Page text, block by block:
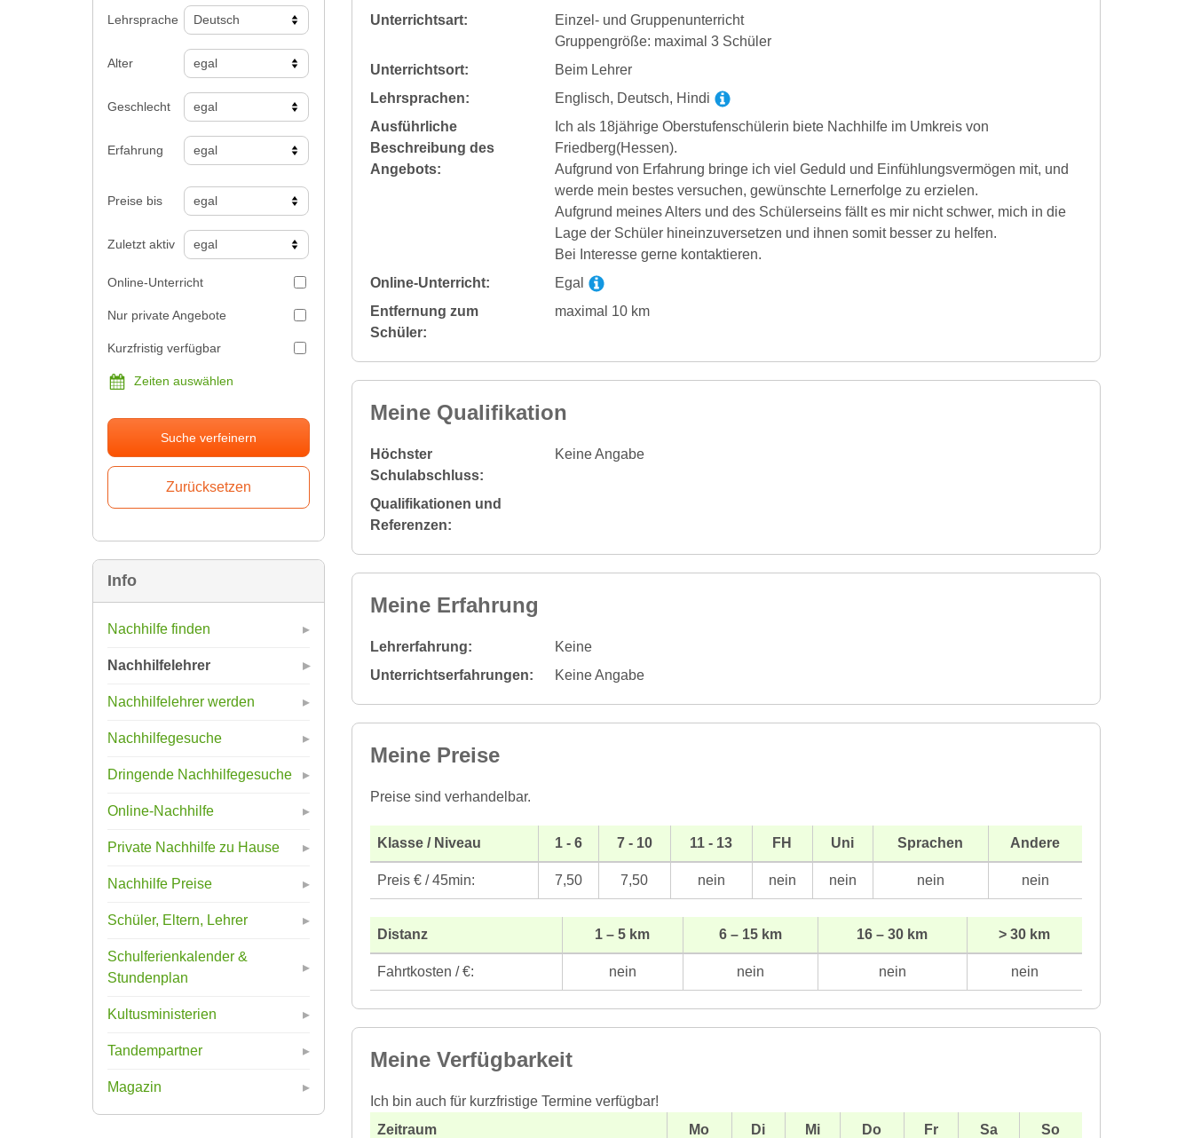
Lehrsprache
Alter
Geschlecht
Erfahrung
Preise bis
Zuletzt aktiv
Online-Unterricht
Nur private Angebote
Kurzfristig verfügbar
Zeiten auswählen
Suche verfeinern
Info
Nachhilfe finden
Nachhilfelehrer
Nachhilfelehrer werden
Nachhilfegesuche
Dringende Nachhilfegesuche
Online-Nachhilfe
Private Nachhilfe zu Hause
Nachhilfe Preise
Schüler, Eltern, Lehrer
Schulferienkalender &
Stundenplan
Kultusministerien
Tandempartner
Magazin
Unterrichtsart:
Einzel- und Gruppenunterricht
Gruppengröße: maximal 3 Schüler
Unterrichtsort:
Beim Lehrer
Lehrsprachen:
Englisch, Deutsch, Hindi
Ausführliche
Beschreibung des
Angebots:
Ich als 18jährige Oberstufenschülerin biete Nachhilfe im Umkreis von
Friedberg(Hessen).
Aufgrund von Erfahrung bringe ich viel Geduld und Einfühlungsvermögen mit, und
werde mein bestes versuchen, gewünschte Lernerfolge zu erzielen.
Aufgrund meines Alters und des Schülerseins fällt es mir nicht schwer, mich in die
Lage der Schüler hineinzuversetzen und ihnen somit besser zu helfen.
Bei Interesse gerne kontaktieren.
Online-Unterricht:
Egal
Entfernung zum
Schüler:
maximal 10 km
Meine Qualifikation
Höchster
Schulabschluss:
Keine Angabe
Qualifikationen und
Referenzen:
Meine Erfahrung
Lehrerfahrung:
Keine
Unterrichtserfahrungen:
Keine Angabe
Meine Preise
Preise sind verhandelbar.
Klasse / Niveau 1 - 6 7 - 10 11 - 13 FH Uni Sprachen Andere
Preis € / 45min: 7,50 7,50 nein nein nein nein nein
Distanz 1 – 5 km 6 – 15 km 16 – 30 km > 30 km
Fahrtkosten / €: nein nein nein nein
Meine Verfügbarkeit
Ich bin auch für kurzfristige Termine verfügbar!
Zeitraum
Mo Di Mi Do Fr Sa So